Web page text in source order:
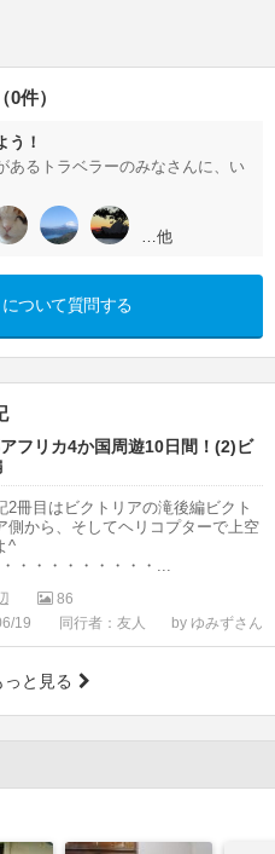
件）
う！
あるトラベラーのみなさんに、い
…他
ついて質問する
フリカ4か国周遊10日間！(2)ビ
2冊目はビクトリアの滝後編ビクト
側から、そしてヘリコプターで上空
^
・・・・・・・・・...
86
19
同行者：友人 by ゆみずさん
と見る